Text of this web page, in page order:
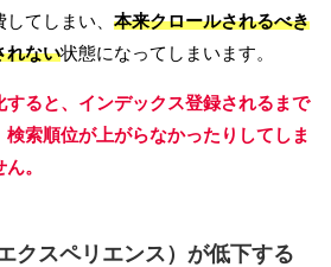
てしまい、 本来クロールされるべき
れない状態になってしまいます。
すると、インデックス登録されるまで
索順位が上がらなかったりしてしま
。
クスペリエンス）が低下する